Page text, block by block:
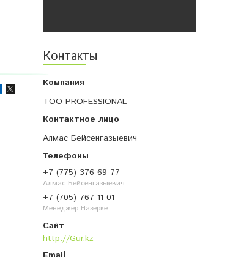
Контакты
ТОО PROFESSIONAL
Алмас Бейсенгазыевич
+7 (775) 376-69-77
Алмас Бейсенгазыевич
+7 (705) 767-11-01
Менеджер Назерке
http://Gur.kz